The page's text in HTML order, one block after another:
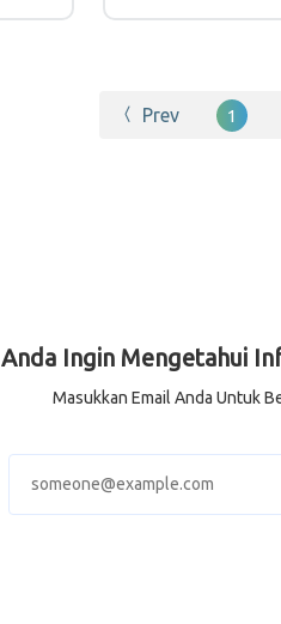
Prev 1
Anda Ingin Mengetahui
Masukkan Email Anda Untuk